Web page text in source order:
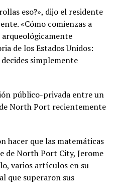
eso?», dijo el residente
«Cómo comienzas a
de los Estados Unidos:
simplemente
público-privada entre un
North Port recientemente
hacer que las matemáticas
de North Port City, Jerome
varios artículos en su
que superaron sus